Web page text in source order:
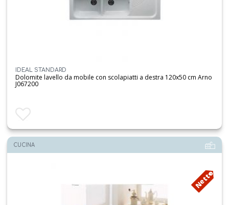
IDEAL STANDARD
Dolomite lavello da mobile con scolapiatti a destra 120x50 cm Arno
J067200
Aggiungi ai preferiti
CUCINA
Netto